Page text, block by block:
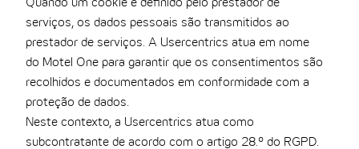
Quando um cookie é definido pelo prestador de
serviços, os dados pessoais são transmitidos ao
prestador de serviços. A Usercentrics atua em nome
do Motel One para garantir que os consentimentos são
recolhidos e documentados em conformidade com a
proteção de dados.
Neste contexto, a Usercentrics atua como
subcontratante de acordo com o artigo 28.º do RGPD.